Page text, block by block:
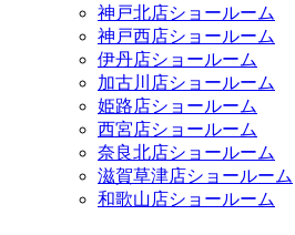
神戸北店ショールーム
神戸西店ショールーム
伊丹店ショールーム
加古川店ショールーム
姫路店ショールーム
西宮店ショールーム
奈良北店ショールーム
滋賀草津店ショールーム
和歌山店ショールーム